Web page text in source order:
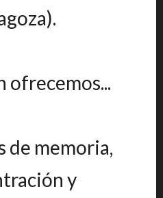
ofrecemos...
de memoria,
y